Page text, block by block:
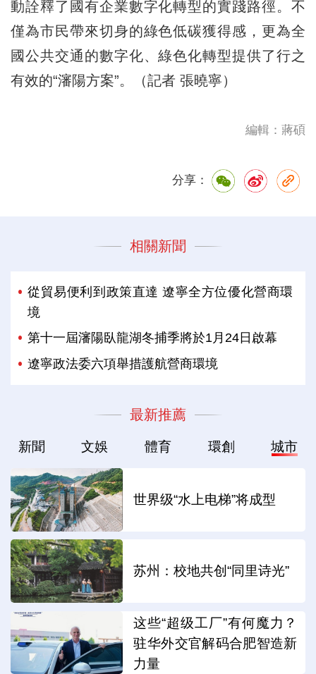
動詮釋了國有企業數字化轉型的實踐路徑。不
僅為市民帶來切身的綠色低碳獲得感，更為全
國公共交通的數字化、綠色化轉型提供了行之
有效的“瀋陽方案”。（記者 張曉寧）
編輯：蔣碩
分享：
相關新聞
從貿易便利到政策直達 遼寧全方位優化營商環
境
第十一屆瀋陽臥龍湖冬捕季將於1月24日啟幕
遼寧政法委六項舉措護航營商環境
最新推薦
新聞 文娛 體育 環創 城市
世界级“水上电梯”将成型
苏州：校地共创“同里诗光”
这些“超级工厂”有何魔力？
驻华外交官解码合肥智造新
力量